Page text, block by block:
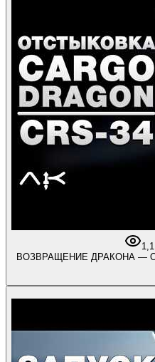
ВОЗВРАЩЕНИЕ ДРАКОНА —